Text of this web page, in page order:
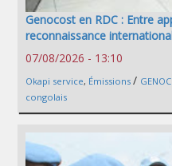
Genocost en RDC : Entre
reconnaissance
07/08/2026 - 13:10
Okapi service, Émissions /
congolais